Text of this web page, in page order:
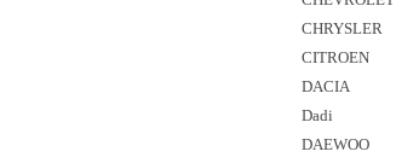
CHRYSLER
CITROEN
DACIA
Dadi
DAEWOO